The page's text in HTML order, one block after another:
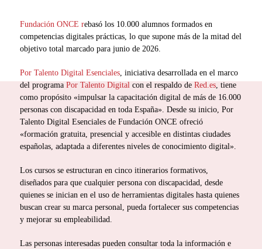
Fundación ONCE rebasó los 10.000 alumnos formados en
competencias digitales prácticas, lo que supone más de la mitad del
objetivo total marcado para junio de 2026.
Por Talento Digital Esenciales, iniciativa desarrollada en el marco
del programaPor Talento Digital con el respaldo deRed.es, tiene
como propósito «impulsar la capacitación digital de más de 16.000
personas con discapacidad en toda España». Desde su inicio, Por
Talento Digital Esenciales de Fundación ONCE ofreció
«formación gratuita, presencial y accesible en distintas ciudades
españolas, adaptada a diferentes niveles de conocimiento digital».
Los cursos se estructuran en cinco itinerarios formativos,
diseñados para que cualquier persona con discapacidad, desde
quienes se inician en el uso de herramientas digitales hasta quienes
buscan crear su marca personal, pueda fortalecer sus competencias
y mejorar su empleabilidad.
Las personas interesadas pueden consultar toda la información e